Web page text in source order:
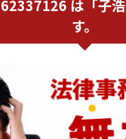
は「子
す。